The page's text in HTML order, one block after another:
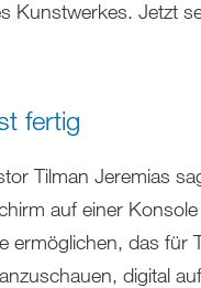
Kunstwerkes. Jetzt
fertig
Tilman Jeremias
auf einer
ermöglichen, das für
digital